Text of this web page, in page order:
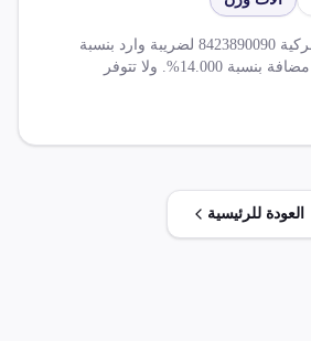
يخضع بند التعرفة الجمركية 8423890090 لضريبة وارد بنسبة
5.000% وضريبة قيمة مضافة بنسبة 14.000%. ولا تتوفر
العودة للرئيسية